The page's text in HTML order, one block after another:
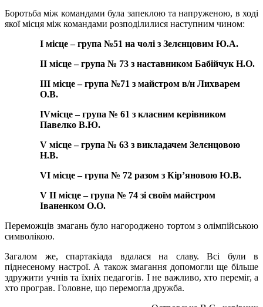
Боротьба між командами була запеклою та напруженою, в ході
якої місця між командами розподілилися наступним чином:
І місце – група №51 на чолі з Зелєнцовим Ю.А.
ІІ місце – група № 73 з наставником Бабійчук Н.О.
ІІІ місце – група №71 з майстром в/н Лихварем
О.В.
ІVмісце – група № 61 з класним керівником
Павелко В.Ю.
V місце – група № 63 з викладачем Зелєнцовою
Н.В.
VІ місце – група № 72 разом з Кір’яновою Ю.В.
V ІІ місце – група № 74 зі своїм майстром
Іваненком О.О.
Переможців змагань було нагороджено тортом з олімпійською
символікою.
Загалом же, спартакіада вдалася на славу. Всі були в
піднесеному настрої. А також змагання допомогли ще більше
здружити учнів та їхніх педагогів. І не важливо, хто переміг, а
хто програв. Головне, що перемогла дружба.